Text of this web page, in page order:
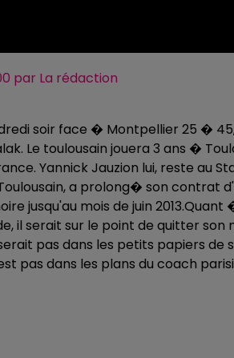
par La rédaction
soir face � Montpellier 25 �
Le toulousain jouera 3 ans �
Yannick Jauzion lui, reste au
a prolong� son contrat
jusqu'au mois de juin
il serait sur le point de quitter
pas dans les petits papiers de
pas dans les plans du coach